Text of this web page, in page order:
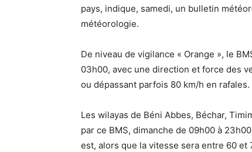
pays, indique, samedi, un bulletin
météorologie.
De niveau de vigilance « Orange », le
03h00, avec une direction et force des
ou dépassant parfois 80 km/h en rafales.
Les wilayas de Béni Abbes, Béchar,
par ce BMS, dimanche de 09h00 à
est, alors que la vitesse sera entre 60